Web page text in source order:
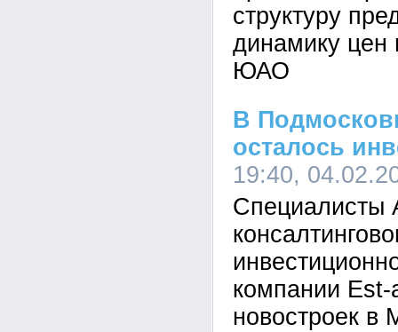
структуру
динамику цен
ЮАО
В
осталось
19:40,
Специалисты
компании
новостроек в